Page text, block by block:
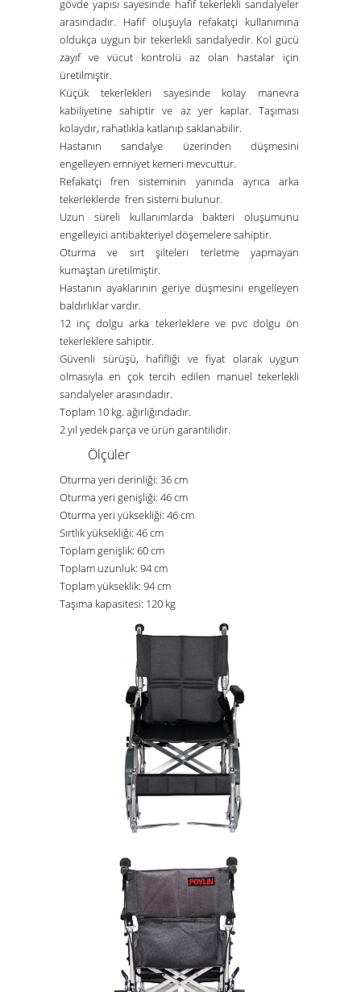
gövde yapısı sayesinde hafif tekerlekli sandalyeler
arasındadır. Hafif oluşuyla refakatçi kullanımına
oldukça uygun bir tekerlekli sandalyedir. Kol gücü
zayıf ve vücut kontrolü az olan hastalar için
üretilmiştir.
Küçük tekerlekleri sayesinde kolay manevra
kabiliyetine sahiptir ve az yer kaplar. Taşıması
kolaydır, rahatlıkla katlanıp saklanabilir.
Hastanın sandalye üzerinden düşmesini
engelleyen emniyet kemeri mevcuttur.
Refakatçi fren sisteminin yanında ayrıca arka
tekerleklerde fren sistemi bulunur.
Uzun süreli kullanımlarda bakteri oluşumunu
engelleyici antibakteriyel döşemelere sahiptir.
Oturma ve sırt şilteleri terletme yapmayan
kumaştan üretilmiştir.
Hastanın ayaklarının geriye düşmesini engelleyen
baldırlıklar vardır.
12 inç dolgu arka tekerleklere ve pvc dolgu ön
tekerleklere sahiptir.
Güvenli sürüşü, hafifliği ve fiyat olarak uygun
olmasıyla en çok tercih edilen manuel tekerlekli
sandalyeler arasındadır.
Toplam 10 kg. ağırlığındadır.
2 yıl yedek parça ve ürün garantilidir.
Ölçüler
Oturma yeri derinliği: 36 cm
Oturma yeri genişliği: 46 cm
Oturma yeri yüksekliği: 46 cm
Sırtlık yüksekliği: 46 cm
Toplam genişlik: 60 cm
Toplam uzunluk: 94 cm
Toplam yükseklik: 94 cm
Taşıma kapasitesi: 120 kg